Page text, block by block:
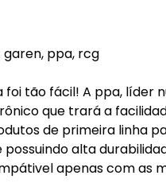
ppa, rcg
tão fácil! A ppa, líder
que trará a
de primeira linha
possuindo alta
apenas com as